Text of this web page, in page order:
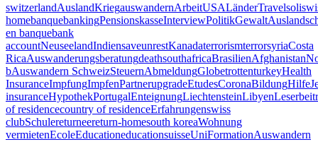
switzerlandAuslandKriegauswandernArbeitUSALänderTravel
homebanquebankingPensionskasseInterviewPolitikGewalt
en banquebank
accountNeuseelandIndiensaveunrestKanadaterrorismterrorsyriaCosta
RicaAuswanderungsberatungdeathsouthafricaBrasilienAfghanistan
bAuswandern SchweizSteuernAbmeldungGlobetrottenturkeyHealth
InsuranceImpfungImpfenPartnerupgradeEtudesCoronaBildungHilfe
insuranceHypothekPortugalEnteignungLiechtensteinLibyen
of residencecountry of residenceErfahrungenswiss
clubSchulereturneereturn-homesouth koreaWohnung
vermietenEcoleEducationeducationsuisseUniFormationAuswandern